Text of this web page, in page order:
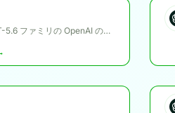
GPT-5.6 Sol は、GPT-5.6 ファミリの OpenAI のフロンティア モデルです。 OpenAI は、複雑なプロフェッショナルな作業のための主力 GPT-5.6 層として位置付けられており、gpt-5.6 エイリアスは API リクエストを GPT-5.6 Sol にルーティングします。